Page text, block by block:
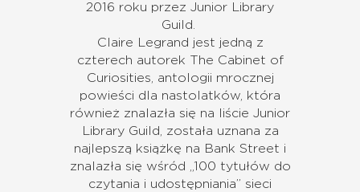
2016 roku przez Junior Library
Guild.
Claire Legrand jest jedną z
czterech autorek The Cabinet of
Curiosities, antologii mrocznej
powieści dla nastolatków, która
również znalazła się na liście Junior
Library Guild, została uznana za
najlepszą książkę na Bank Street i
znalazła się wśród „100 tytułów do
czytania i udostępniania” sieci